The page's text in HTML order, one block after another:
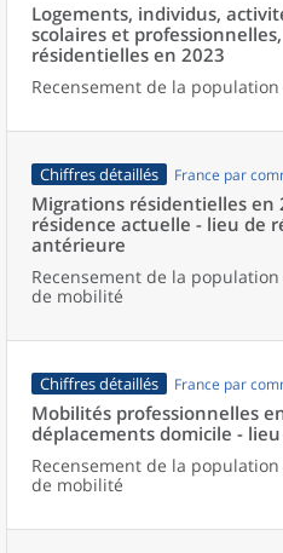
Logements, individus,
scolaires et
résidentielles en 2023
Recensement de la
Chiffres détaillés France par
Migrations résidentielles en
résidence actuelle - lieu de
antérieure
Recensement de la population
de mobilité
Chiffres détaillés France par
Mobilités professionnelles
déplacements domicile -
Recensement de la population
de mobilité